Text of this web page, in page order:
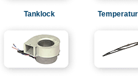
Tanklock